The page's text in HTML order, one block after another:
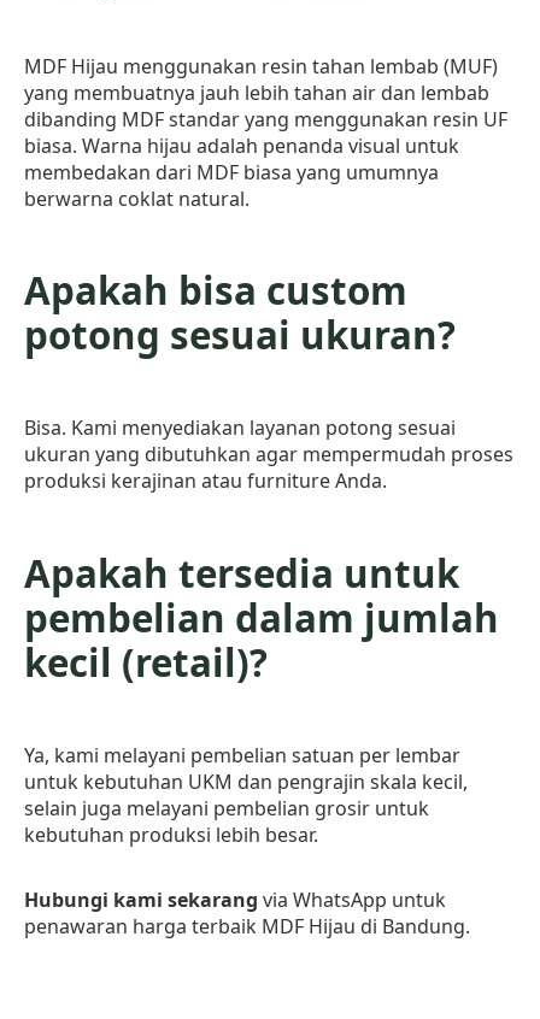
MDF Hijau menggunakan resin tahan lembab (MUF)
yang membuatnya jauh lebih tahan air dan lembab
dibanding MDF standar yang menggunakan resin UF
biasa. Warna hijau adalah penanda visual untuk
membedakan dari MDF biasa yang umumnya
berwarna coklat natural.
Apakah bisa custom
potong sesuai ukuran?
Bisa. Kami menyediakan layanan potong sesuai
ukuran yang dibutuhkan agar mempermudah proses
produksi kerajinan atau furniture Anda.
Apakah tersedia untuk
pembelian dalam jumlah
kecil (retail)?
Ya, kami melayani pembelian satuan per lembar
untuk kebutuhan UKM dan pengrajin skala kecil,
selain juga melayani pembelian grosir untuk
kebutuhan produksi lebih besar.
Hubungi kami sekarang via WhatsApp untuk
penawaran harga terbaik MDF Hijau di Bandung.